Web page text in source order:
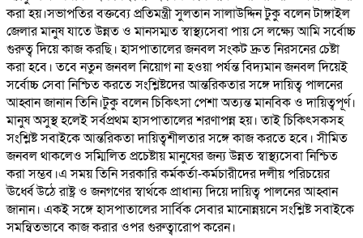
করা হয়।সভাপতির বক্তব্যে প্রতিমন্ত্রী সুলতান সালাউদ্দিন টুকু বলেন টাঙ্গাইল
জেলার মানুষ যাতে উন্নত ও মানসম্মত স্বাস্থ্যসেবা পায় সে লক্ষ্যে আমি সর্বোচ্চ
গুরুত্ব দিয়ে কাজ করছি। হাসপাতালের জনবল সংকট দ্রুত নিরসনের চেষ্টা
করা হবে। তবে নতুন জনবল নিয়োগ না হওয়া পর্যন্ত বিদ্যমান জনবল দিয়েই
সর্বোচ্চ সেবা নিশ্চিত করতে সংশ্লিষ্টদের আন্তরিকতার সঙ্গে দায়িত্ব পালনের
আহ্বান জানান তিনি।টুকু বলেন চিকিৎসা পেশা অত্যন্ত মানবিক ও দায়িত্বপূর্ণ।
মানুষ অসুস্থ হলেই সর্বপ্রথম হাসপাতালের শরণাপন্ন হয়। তাই চিকিৎসকসহ
সংশ্লিষ্ট সবাইকে আন্তরিকতা দায়িত্বশীলতার সঙ্গে কাজ করতে হবে। সীমিত
জনবল থাকলেও সম্মিলিত প্রচেষ্টায় মানুষের জন্য উন্নত স্বাস্থ্যসেবা নিশ্চিত
করা সম্ভব।এ সময় তিনি সরকারি কর্মকর্তা-কর্মচারীদের দলীয় পরিচয়ের
ঊর্ধ্বে উঠে রাষ্ট্র ও জনগণের স্বার্থকে প্রাধান্য দিয়ে দায়িত্ব পালনের আহ্বান
জানান। একই সঙ্গে হাসপাতালের সার্বিক সেবার মানোন্নয়নে সংশ্লিষ্ট সবাইকে
সমন্বিতভাবে কাজ করার ওপর গুরুত্বারোপ করেন।